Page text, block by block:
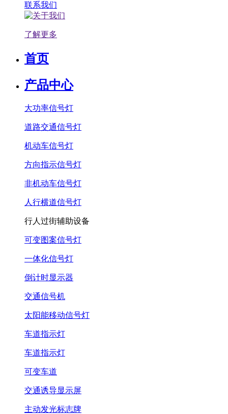
联系我们
了解更多
首页
产品中心
大功率信号灯
道路交通信号灯
机动车信号灯
方向指示信号灯
非机动车信号灯
人行横道信号灯
行人过街辅助设备
可变图案信号灯
一体化信号灯
倒计时显示器
交通信号机
太阳能移动信号灯
车道指示灯
车道指示灯
可变车道
交通诱导显示屏
主动发光标志牌